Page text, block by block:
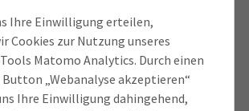
Ihre Einwilligung erteilen,
Cookies zur Nutzung unseres
Matomo Analytics. Durch einen
„Webanalyse akzeptieren“
Ihre Einwilligung dahingehend,
Bewerberinnen und
nach wie vor gute Chancen, einen
zu finden. Laut der Statistik der
Ende August sind noch 379